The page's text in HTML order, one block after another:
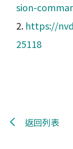
sion-
2. https://
25118
返回列表